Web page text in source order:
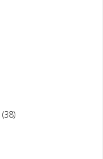
(38)